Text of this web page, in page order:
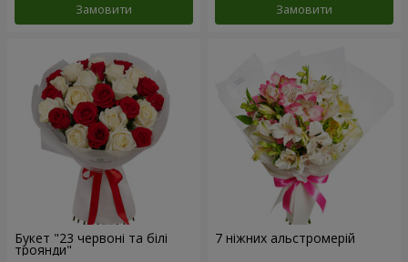
Замовити Замовити
Букет "23 червоні та білі
троянди"
7 ніжних альстромерій